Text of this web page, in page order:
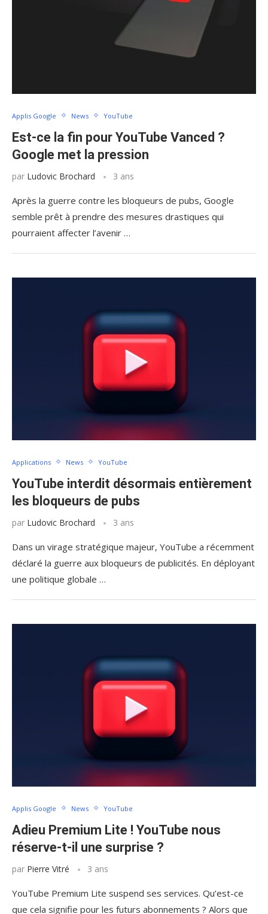
Applis Google News YouTube
Est-ce la fin pour YouTube Vanced ?
Google met la pression
par Ludovic Brochard 3 ans
Après la guerre contre les bloqueurs de pubs, Google
semble prêt à prendre des mesures drastiques qui
pourraient affecter l’avenir …
Applications News YouTube
YouTube interdit désormais entièrement
les bloqueurs de pubs
par Ludovic Brochard 3 ans
Dans un virage stratégique majeur, YouTube a récemment
déclaré la guerre aux bloqueurs de publicités. En déployant
une politique globale …
Applis Google News YouTube
Adieu Premium Lite ! YouTube nous
réserve-t-il une surprise ?
par Pierre Vitré 3 ans
YouTube Premium Lite suspend ses services. Qu’est-ce
que cela signifie pour les futurs abonnements ? Alors que